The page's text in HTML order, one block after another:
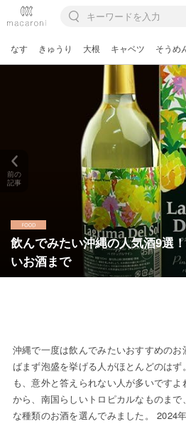
なす きゅうり 大根 キャベツ そうめ
飲んでみたい沖縄の人気酒9選
いお酒まで
前の
記事
沖縄で一度は飲んでみたいおすすめのお
ばまず泡盛を挙げる人がほとんどのは
も、意外と答えられない人が多いです
から、南国らしいトロピカルなものま
な種類のお酒を選んでみました。 2024